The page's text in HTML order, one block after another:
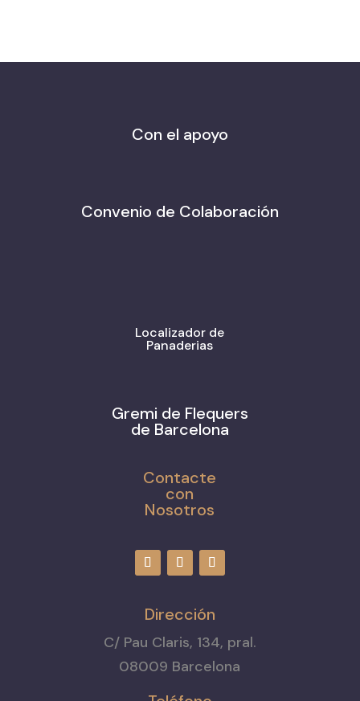
Con el apoyo
Convenio de Colaboración
Localizador de
Panaderias
Gremi de Flequers
de Barcelona
Contacte
con
Nosotros
Dirección
C/ Pau Claris, 134, pral.
08009 Barcelona